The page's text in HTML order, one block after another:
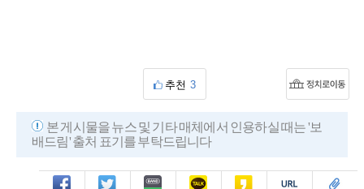
추천 3
본 게시물을 뉴스 및 기타 매체에서 인용하실 때는 '보
배드림' 출처 표기를 부탁드립니다